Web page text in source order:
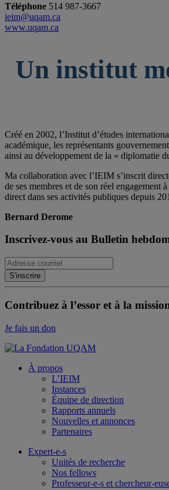
Téléphone 514 987-3667
ieim@uqam.ca
www.uqam.ca
Un institut
Créé en 2002, l’Institut d’études
académique, les représentants
ainsi au développement de la « diplomatie
Ma collaboration avec l’IEIM s’inscrit
de ses membres et de son réel engagement
direct dans ses activités publiques depuis
Bernard Derome
Inscrivez-vous au Bulletin
Contribuez à l’essor et à la
Je fais un don
À propos
L’IEIM
Instances
Équipe de direction
Rapports annuels
Nouvelles et annonces
Partenaires
Expert-e-s
Unités de recherche
Nos fellows
Professeur-e-s et chercheur-